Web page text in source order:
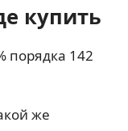
купить
порядка 142
же